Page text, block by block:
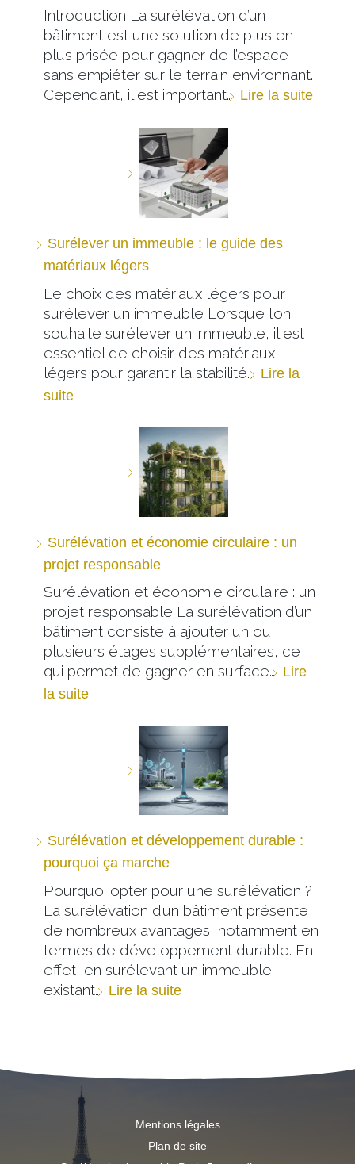
Introduction La surélévation d’un
bâtiment est une solution de plus en
plus prisée pour gagner de l’espace
sans empiéter sur le terrain environnant.
Cependant, il est important… Lire la suite
Surélever un immeuble : le guide des
matériaux légers
Le choix des matériaux légers pour
surélever un immeuble Lorsque l’on
souhaite surélever un immeuble, il est
essentiel de choisir des matériaux
légers pour garantir la stabilité… Lire la
suite
Surélévation et économie circulaire : un
projet responsable
Surélévation et économie circulaire : un
projet responsable La surélévation d’un
bâtiment consiste à ajouter un ou
plusieurs étages supplémentaires, ce
qui permet de gagner en surface… Lire
la suite
Surélévation et développement durable :
pourquoi ça marche
Pourquoi opter pour une surélévation ?
La surélévation d’un bâtiment présente
de nombreux avantages, notamment en
termes de développement durable. En
effet, en surélevant un immeuble
existant… Lire la suite
Mentions légales
Plan de site